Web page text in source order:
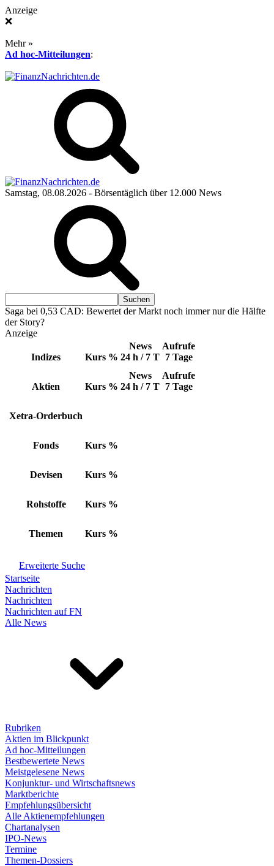
Anzeige
❌
Mehr »
Ad hoc-Mitteilungen:
Samstag, 08.08.2026 - Börsentäglich über 12.000 News
Saga bei 0,53 CAD: Bewertet der Markt noch immer nur die Hälfte
der Story?
Anzeige
Indizes Kurs %
News
24 h / 7 T
Aufrufe
7 Tage
Aktien Kurs %
News
24 h / 7 T
Aufrufe
7 Tage
Xetra-Orderbuch
Fonds Kurs %
Devisen Kurs %
Rohstoffe Kurs %
Themen Kurs %
Erweiterte Suche
Startseite
Nachrichten
Nachrichten
Nachrichten auf FN
Alle News
Rubriken
Aktien im Blickpunkt
Ad hoc-Mitteilungen
Bestbewertete News
Meistgelesene News
Konjunktur- und Wirtschaftsnews
Marktberichte
Empfehlungsübersicht
Alle Aktienempfehlungen
Chartanalysen
IPO-News
Termine
Themen-Dossiers